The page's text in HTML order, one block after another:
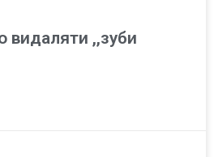
видаляти ,,зуби